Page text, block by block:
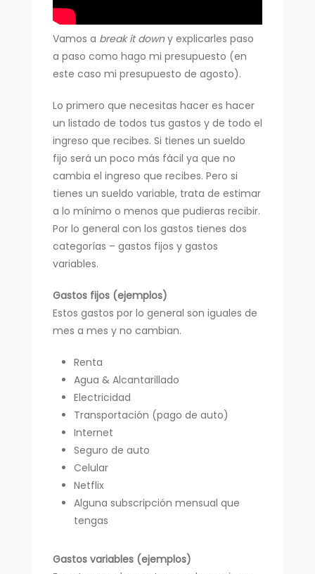
Vamos a break it downy explicarles paso
a paso como hago mi presupuesto (en
este caso mi presupuesto de agosto).
Lo primero que necesitas hacer es hacer
un listado de todos tus gastos y de todo el
ingreso que recibes. Si tienes un sueldo
fijo será un poco más fácil ya que no
cambia el ingreso que recibes. Pero si
tienes un sueldo variable, trata de estimar
a lo mínimo o menos que pudieras recibir.
Por lo general con los gastos tienes dos
categorías – gastos fijos y gastos
variables.
Gastos fijos (ejemplos)
Estos gastos por lo general son iguales de
mes a mes y no cambian.
Renta
Agua & Alcantarillado
Electricidad
Transportación (pago de auto)
Internet
Seguro de auto
Celular
Netflix
Alguna subscripción mensual que
tengas
Gastos variables (ejemplos)